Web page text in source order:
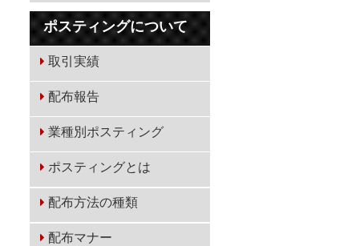
ポスティングについて
取引実績
配布報告
業種別ポスティング
ポスティングとは
配布方法の種類
配布マナー